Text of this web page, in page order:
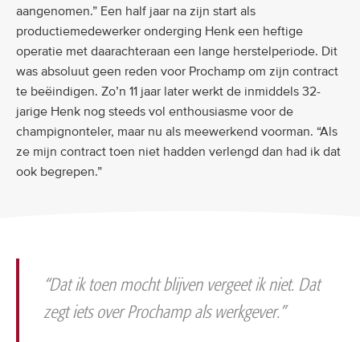
aangenomen.” Een half jaar na zijn start als
productiemedewerker onderging Henk een heftige
operatie met daarachteraan een lange herstelperiode. Dit
was absoluut geen reden voor Prochamp om zijn contract
te beëindigen. Zo’n 11 jaar later werkt de inmiddels 32-
jarige Henk nog steeds vol enthousiasme voor de
champignonteler, maar nu als meewerkend voorman. “Als
ze mijn contract toen niet hadden verlengd dan had ik dat
ook begrepen.”
“Dat ik toen mocht blijven vergeet ik niet. Dat
zegt iets over Prochamp als werkgever.”